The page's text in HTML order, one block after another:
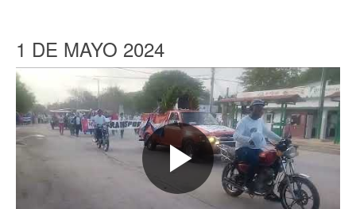
1 DE MAYO 2024